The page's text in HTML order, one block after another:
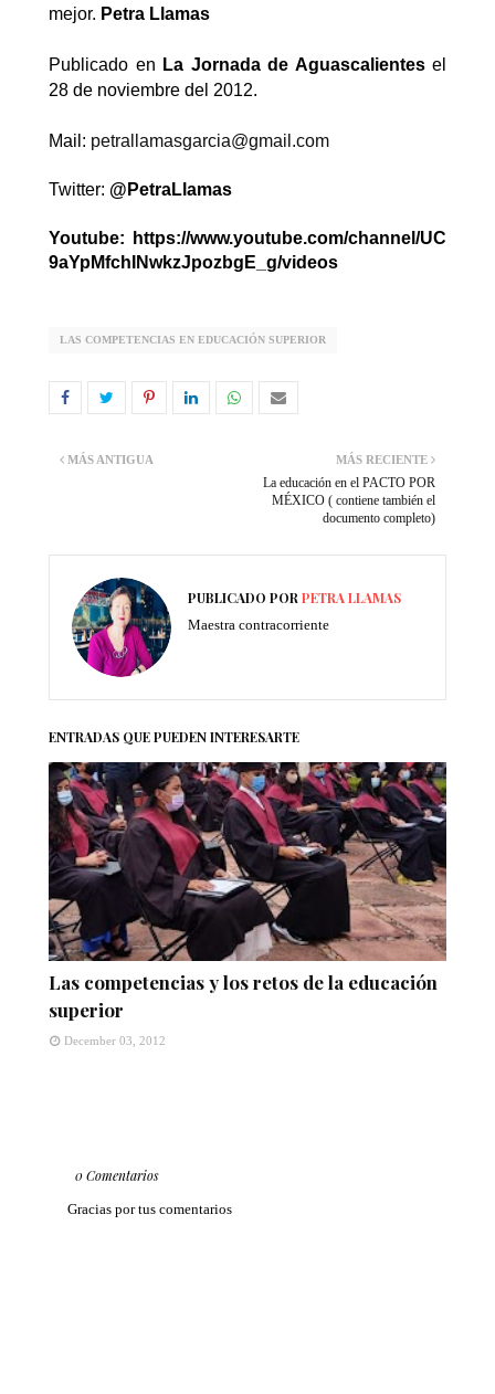
mejor. Petra Llamas
Publicado en La Jornada de Aguascalientesel
28 de noviembre del 2012.
Mail: petrallamasgarcia@gmail.com
Twitter: @PetraLlamas
Youtube:
https://www.youtube.com/channel/UC
9aYpMfchINwkzJpozbgE_g/videos
LAS COMPETENCIAS EN EDUCACIÓN SUPERIOR
MÁS RECIENTE
La educación en el PACTO POR
MÉXICO ( contiene también el
documento completo)
MÁS ANTIGUA
PUBLICADO PORPETRA LLAMAS
Maestra contracorriente
ENTRADAS QUE PUEDEN INTERESARTE
Las competencias y los retos de la educación
superior
December 03, 2012
0 Comentarios
Gracias por tus comentarios